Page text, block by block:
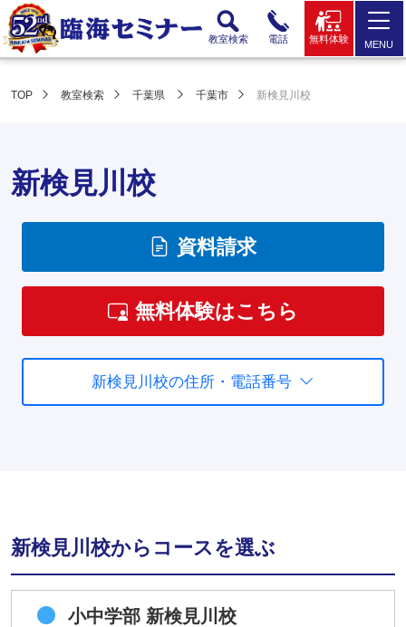
教室検索 電話 無料体験 MENU
TOP 教室検索 千葉県 千葉市 新検見川校
新検見川校
資料請求
無料体験はこちら
新検見川校の住所・電話番号
新検見川校からコースを選ぶ
小中学部 新検見川校